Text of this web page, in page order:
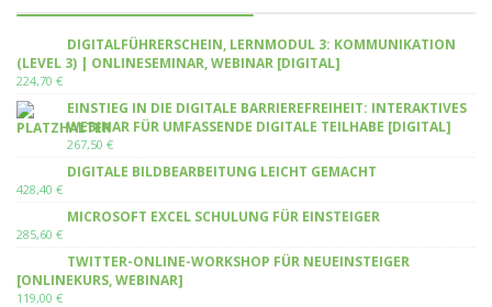
DIGITALFÜHRERSCHEIN, LERNMODUL 3: KOMMUNIKATION
(LEVEL 3) | ONLINESEMINAR, WEBINAR [DIGITAL]
224,70 €
EINSTIEG IN DIE DIGITALE BARRIEREFREIHEIT: INTERAKTIVES
WEBINAR FÜR UMFASSENDE DIGITALE TEILHABE [DIGITAL]
267,50 €
DIGITALE BILDBEARBEITUNG LEICHT GEMACHT
428,40 €
MICROSOFT EXCEL SCHULUNG FÜR EINSTEIGER
285,60 €
TWITTER-ONLINE-WORKSHOP FÜR NEUEINSTEIGER
[ONLINEKURS, WEBINAR]
119,00 €